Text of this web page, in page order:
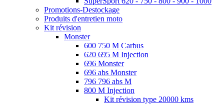
Promotions-Destockage
Produits d'entretien moto
Kit révision
Monster
600 750 M Carbus
620 695 M Injection
696 Monster
696 abs Monster
796 796 abs M
800 M Injection
Kit révision type 20000 kms